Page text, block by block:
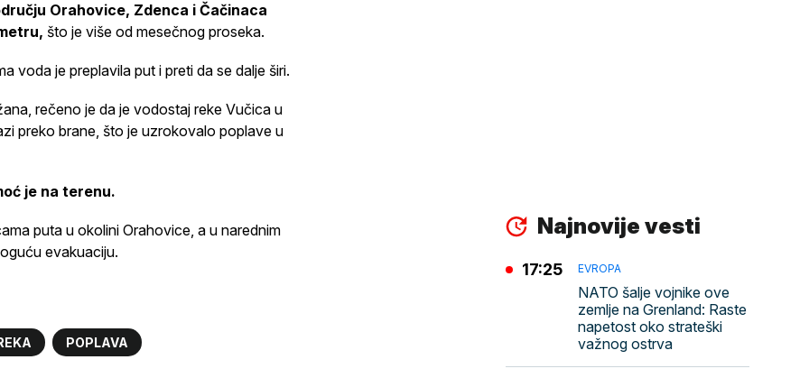
Orahovice, Zdenca i Čačinaca
što je više od mesečnog proseka.
voda je preplavila put i preti da se dalje širi.
rečeno je da je vodostaj reke Vučica u
preko brane, što je uzrokovalo poplave u
je na terenu.
puta u okolini Orahovice, a u narednim
evakuaciju.
POPLAVA
Najnovije vesti
EVROPA
NATO šalje vojnike ove
zemlje na Grenland: Raste
napetost oko strateški
važnog ostrva
17:25